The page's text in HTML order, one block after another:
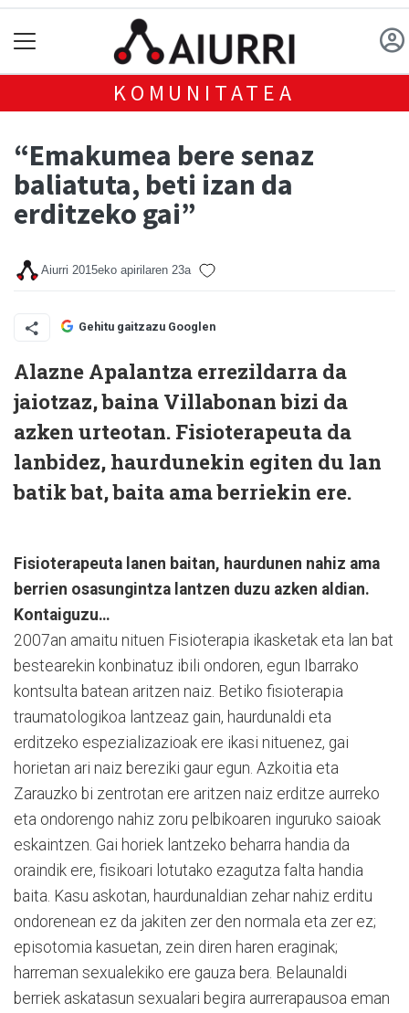
KOMUNITATEA
“Emakumea bere senaz
baliatuta, beti izan da
erditzeko gai”
Aiurri 2015eko apirilaren 23a
Gehitu gaitzazu Googlen
Alazne Apalantza errezildarra da
jaiotzaz, baina Villabonan bizi da
azken urteotan. Fisioterapeuta da
lanbidez, haurdunekin egiten du lan
batik bat, baita ama berriekin ere.
Fisioterapeuta lanen baitan, haurdunen nahiz ama
berrien osasungintza lantzen duzu azken aldian.
Kontaiguzu…
2007an amaitu nituen Fisioterapia ikasketak eta lan bat
bestearekin konbinatuz ibili ondoren, egun Ibarrako
kontsulta batean aritzen naiz. Betiko fisioterapia
traumatologikoa lantzeaz gain, haurdunaldi eta
erditzeko espezializazioak ere ikasi nituenez, gai
horietan ari naiz bereziki gaur egun. Azkoitia eta
Zarauzko bi zentrotan ere aritzen naiz erditze aurreko
eta ondorengo nahiz zoru pelbikoaren inguruko saioak
eskaintzen. Gai horiek lantzeko beharra handia da
oraindik ere, fisikoari lotutako ezagutza falta handia
baita. Kasu askotan, haurdunaldian zehar nahiz erditu
ondorenean ez da jakiten zer den normala eta zer ez;
episotomia kasuetan, zein diren haren eraginak;
harreman sexualekiko ere gauza bera. Belaunaldi
berriek askatasun sexualari begira aurrerapausoa eman